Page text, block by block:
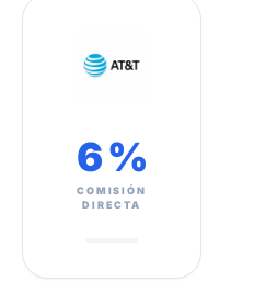
6 %
COMISIÓN
DIRECTA